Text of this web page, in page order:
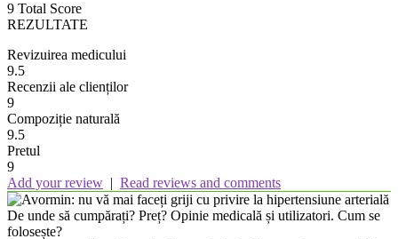
9 Total Score
REZULTATE
Revizuirea medicului
9.5
Recenzii ale clienților
9
Compoziție naturală
9.5
Pretul
9
Add your review | Read reviews and comments